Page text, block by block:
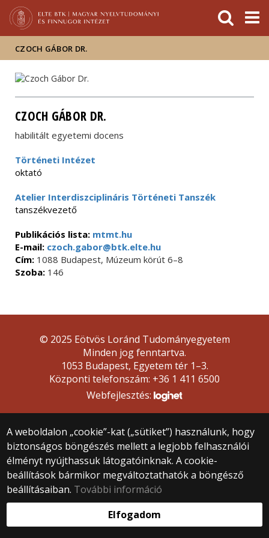
Hírek
Események
ELTE a
sajtóban
CZOCH GÁBOR DR.
CZOCH GÁBOR DR.
habilitált egyetemi docens
Történeti Intézet
oktató
Atelier Interdiszciplináris Történeti Tanszék
tanszékvezető
Publikációs lista: mtmt.hu
E-mail: czoch.gabor@btk.elte.hu
Cím: 1088 Budapest, Múzeum körút 6–8
Szoba: 146
A weboldalon „cookie”-kat („sütiket”) használunk, hogy
biztonságos böngészés mellett a legjobb felhasználói
élményt nyújthassuk látogatóinknak. A cookie-
beállítások bármikor megváltoztathatók a böngésző
beállításaiban. További információ
Elfogadom
© 2025 Eötvös Loránd Tudományegyetem
Minden jog fenntartva.
1053 Budapest, Egyetem tér 1–3.
Központi telefonszám: +36 1 411 6500
Webfejlesztés: